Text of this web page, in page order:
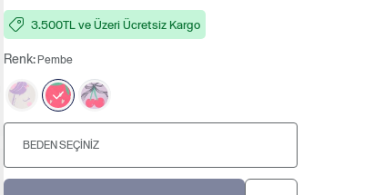
3.500TL ve Üzeri Ücretsiz Kargo
Renk: Pembe
BEDEN SEÇINIZ